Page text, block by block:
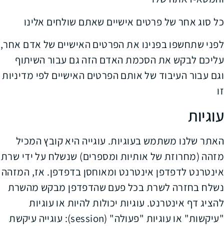
כל סוג אחר של פרטים אישיים שאתם שולחים אלינו
לפני שתחשפו בפנינו את הפרטים האישיים של אדם אחר,
עליכם לבקש את הסכמת האדם הזה גם עבור השיתוף
וגם עבור העיבוד של אותם הפרטים האישיים לפי מדיניות
זו
עוגיות
האתר שלנו משתמש בעוגיות. עוגייה היא קובץ המכיל
מזהה (מחרוזת של אותיות ומספרים) שנשלח על ידי שרת
אינטרנט לדפדפן אינטרנט ומאוחסן בדפדפן. אז, המזהה
נשלח בחזרה לשרת בכל פעם שהדפדפן מבקש מהשרת
להציג דף אינטרנט. עוגיות יכולות להיות או עוגיות
"עיקשות" או עוגיות "פעולה" (session): עוגייה עיקשת